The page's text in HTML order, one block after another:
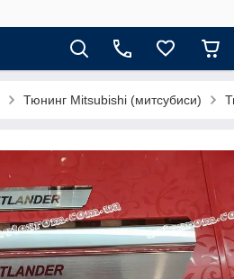
Тюнинг Mitsubishi (митсубиси)